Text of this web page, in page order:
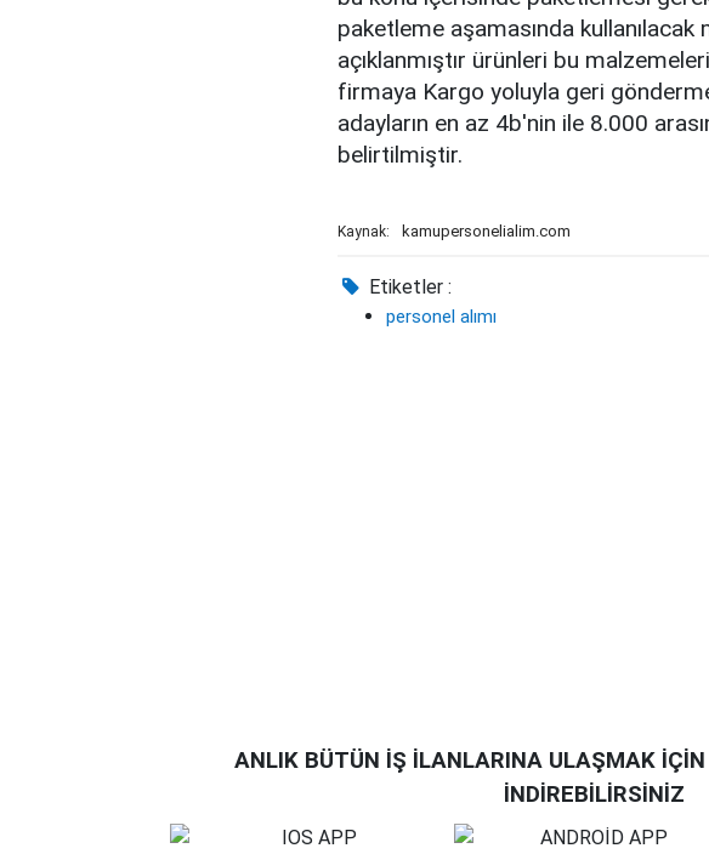
paketleme aşamasında kullanılacak
açıklanmıştır ürünleri bu
firmaya Kargo yoluyla geri
adayların en az 4b'nin ile 8.000
belirtilmiştir.
Kaynak: kamupersonelialim.com
Etiketler :
personel alımı
ANLIK BÜTÜN İŞ İLANLARINA ULAŞMAK
İNDİREBİLİRSİNİZ